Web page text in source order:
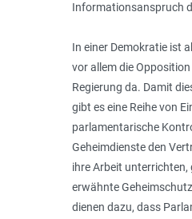
Informationsanspruch
In einer Demokratie ist
vor allem die
Regierung da. Damit
gibt es eine Reihe von
parlamentarische
Geheimdienste den
ihre Arbeit unterrichten,
erwähnte
dienen dazu, dass